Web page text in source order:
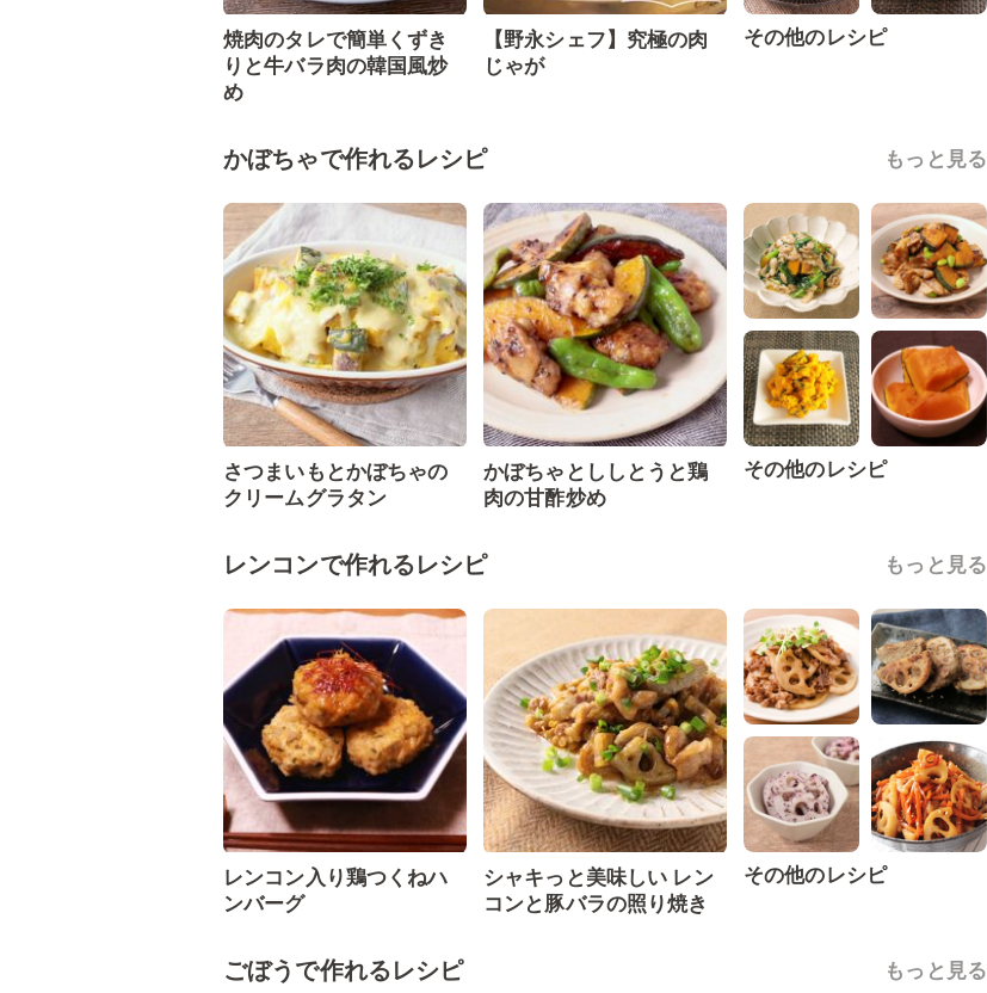
焼肉のタレで簡単くずき
りと牛バラ肉の韓国風炒
め
【野永シェフ】究極の肉
じゃが
その他のレシピ
かぼちゃで作れるレシピ もっと見る
さつまいもとかぼちゃの
クリームグラタン
かぼちゃとししとうと鶏
肉の甘酢炒め
その他のレシピ
レンコンで作れるレシピ もっと見る
レンコン入り鶏つくねハ
ンバーグ
シャキっと美味しい レン
コンと豚バラの照り焼き
その他のレシピ
ごぼうで作れるレシピ もっと見る